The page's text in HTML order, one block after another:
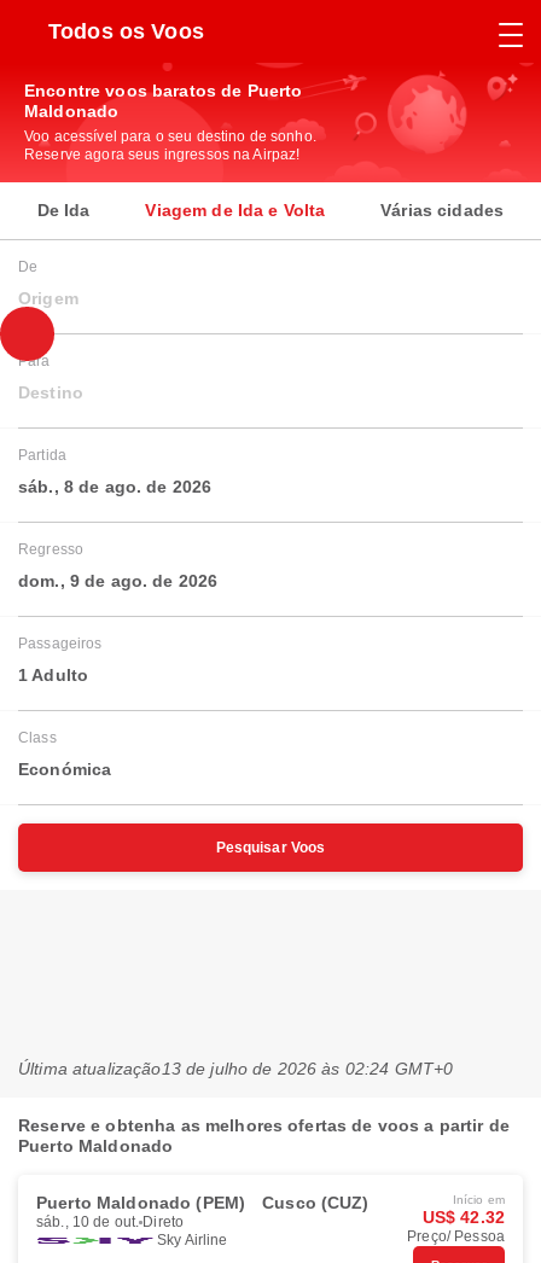
Todos os Voos
Encontre voos baratos de Puerto
Maldonado
Voo acessível para o seu destino de sonho.
Reserve agora seus ingressos na Airpaz!
De Ida Viagem de Ida e Volta Várias cidades
De
Origem
Para
Destino
Partida
sáb., 8 de ago. de 2026
Regresso
dom., 9 de ago. de 2026
Passageiros
1 Adulto
Class
Económica
Pesquisar Voos
Última atualização13 de julho de 2026 às 02:24 GMT+0
Reserve e obtenha as melhores ofertas de voos a partir de
Puerto Maldonado
Puerto Maldonado (PEM) Cusco (CUZ)
sáb., 10 de out. Direto
Sky Airline
Início em
US$ 42.32
Preço/ Pessoa